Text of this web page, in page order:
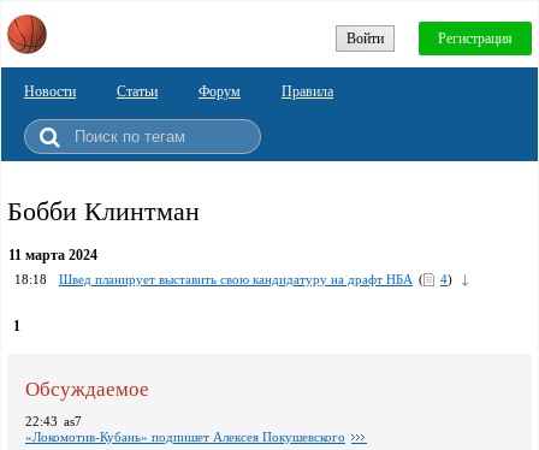
Войти Регистрация
Новости Статьи Форум Правила
Бобби Клинтман
11 марта 2024
18:18 Швед планирует выставить свою кандидатуру на драфт НБА ( 4)
1
Обсуждаемое
22:43 as7
«Локомотив-Кубань» подпишет Алексея Покушевского